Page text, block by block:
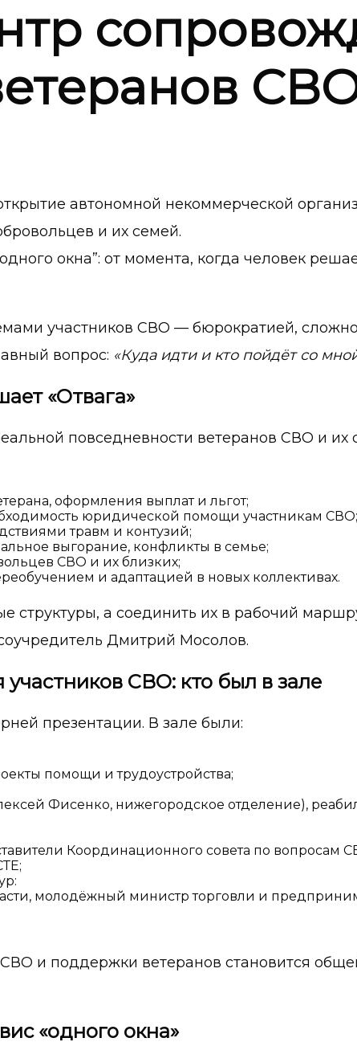
автономной некоммерческой
и их семей.
окна”: от момента, когда человек
участников СВО — бюрократией,
вопрос: «Куда идти и кто пойдёт со
«Отвага»
повседневности ветеранов СВО и
оформления выплат и льгот;
юридической помощи участникам СВО;
травм и контузий;
выгорание, конфликты в семье;
СВО и их близких;
и адаптацией в новых коллективах.
структуры, а соединить их в рабочий
Дмитрий Мосолов.
СВО: кто был в зале
презентации. В зале были:
помощи и трудоустройства;
Фисенко, нижегородское отделение),
Координационного совета по вопросам
молодёжный министр торговли и
и поддержки ветеранов становится
«одного окна»